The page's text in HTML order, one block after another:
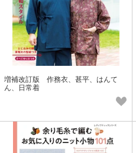
増補改訂版 作務衣、甚平、はんて
ん、日常着